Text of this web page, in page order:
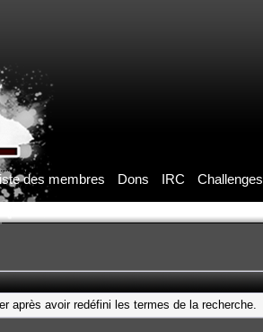
des membres Dons IRC Challenges
après avoir redéfini les termes de la recherche.